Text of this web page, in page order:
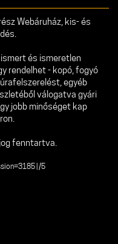
Webáruház, kis- és
és ismeretlen
rendelhet - kopó, fogyó
egyéb
válogatva gyári
jobb minőséget kap
fenntartva.
| /5